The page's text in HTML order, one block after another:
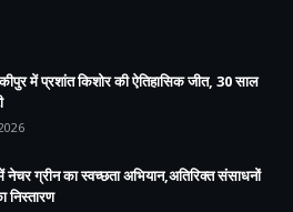
में प्रशांत किशोर की ऐतिहासिक जीत, 30 साल
नेचर ग्रीन का स्वच्छता अभियान,अतिरिक्त संसाधनों
निस्तारण